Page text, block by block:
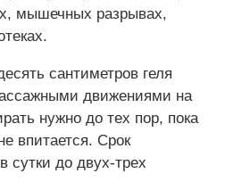
мышечных разрывах,
сантиметров геля
движениями на
нужно до тех пор, пока
впитается. Срок
сутки до двух-трех